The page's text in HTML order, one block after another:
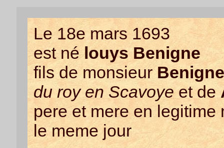
Le 18e mars 1693
est né louys Benigne
fils de monsieur
du roy en Scavoyeet de
pere et mere en
le meme jour